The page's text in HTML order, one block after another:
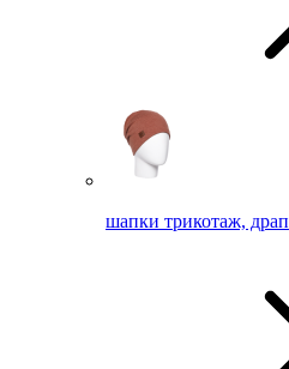
шапки трикотаж, драп